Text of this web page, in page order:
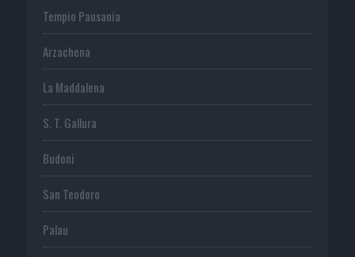
Tempio Pausania
Arzachena
La Maddalena
S. T. Gallura
Budoni
San Teodoro
Palau